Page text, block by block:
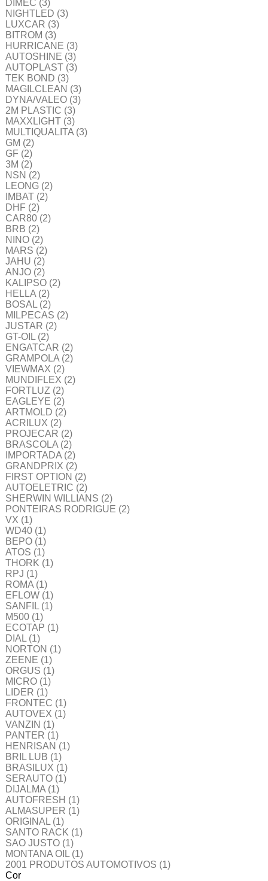
DIMEC (3)
NIGHTLED (3)
LUXCAR (3)
BITROM (3)
HURRICANE (3)
AUTOSHINE (3)
AUTOPLAST (3)
TEK BOND (3)
MAGILCLEAN (3)
DYNA/VALEO (3)
2M PLASTIC (3)
MAXXLIGHT (3)
MULTIQUALITA (3)
GM (2)
GF (2)
3M (2)
NSN (2)
LEONG (2)
IMBAT (2)
DHF (2)
CAR80 (2)
BRB (2)
NINO (2)
MARS (2)
JAHU (2)
ANJO (2)
KALIPSO (2)
HELLA (2)
BOSAL (2)
MILPECAS (2)
JUSTAR (2)
GT-OIL (2)
ENGATCAR (2)
GRAMPOLA (2)
VIEWMAX (2)
MUNDIFLEX (2)
FORTLUZ (2)
EAGLEYE (2)
ARTMOLD (2)
ACRILUX (2)
PROJECAR (2)
BRASCOLA (2)
IMPORTADA (2)
GRANDPRIX (2)
FIRST OPTION (2)
AUTOELETRIC (2)
SHERWIN WILLIANS (2)
PONTEIRAS RODRIGUE (2)
VX (1)
WD40 (1)
BEPO (1)
ATOS (1)
THORK (1)
RPJ (1)
ROMA (1)
EFLOW (1)
SANFIL (1)
M500 (1)
ECOTAP (1)
DIAL (1)
NORTON (1)
ZEENE (1)
ORGUS (1)
MICRO (1)
LIDER (1)
FRONTEC (1)
AUTOVEX (1)
VANZIN (1)
PANTER (1)
HENRISAN (1)
BRIL LUB (1)
BRASILUX (1)
SERAUTO (1)
DIJALMA (1)
AUTOFRESH (1)
ALMASUPER (1)
ORIGINAL (1)
SANTO RACK (1)
SAO JUSTO (1)
MONTANA OIL (1)
2001 PRODUTOS AUTOMOTIVOS (1)
Cor